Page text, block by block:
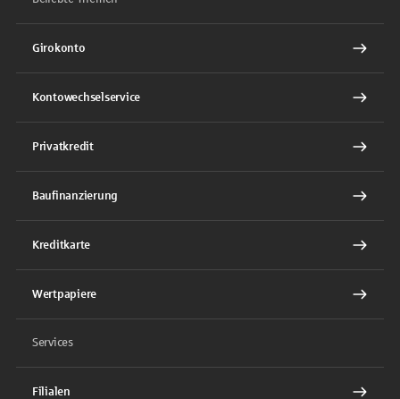
Girokonto
Kontowechselservice
Privatkredit
Baufinanzierung
Kreditkarte
Wertpapiere
Services
Filialen